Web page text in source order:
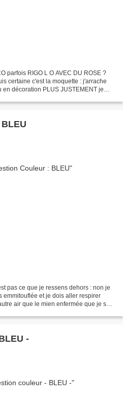
parfois RIGO L O AVEC DU ROSE ?
certaine c'est la moquette : j'arrache
décoration PLUS JUSTEMENT je
pas ce que je ressens dehors : non je
emmitouflée et je dois aller respirer
air que le mien enfermée que je suis
-